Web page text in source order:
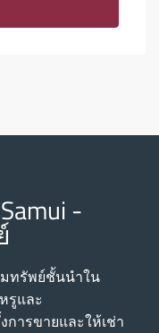
-
มทรัพย์ชั้นนําใน
รูและ
ารขายและให้เช่า